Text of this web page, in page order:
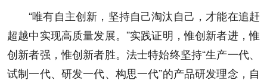
“唯有自主创新，坚持自己淘汰自己，才能在追赶
超越中实现高质量发展。”实践证明，惟创新者进，惟
创新者强，惟创新者胜。法士特始终坚持“生产一代、
试制一代、研发一代、构思一代”的产品研发理念，自